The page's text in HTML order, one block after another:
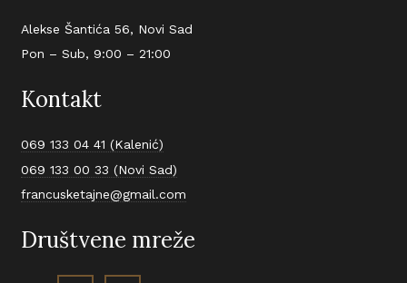
Alekse Šantića 56, Novi Sad
Pon – Sub, 9:00 – 21:00
Kontakt
069 133 04 41 (Kalenić)
069 133 00 33 (Novi Sad)
francusketajne@gmail.com
Društvene mreže